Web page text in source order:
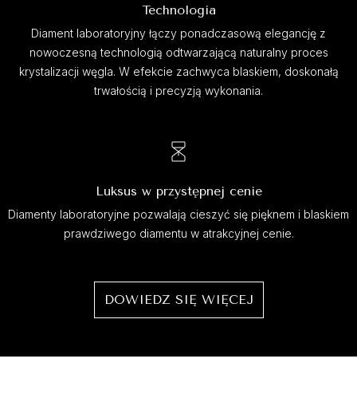
Technologia
Diament laboratoryjny łączy ponadczasową elegancję z
nowoczesną technologią odtwarzającą naturalny proces
krystalizacji węgla. W efekcie zachwyca blaskiem, doskonałą
trwałością i precyzją wykonania.
Luksus w przystępnej cenie
Diamenty laboratoryjne pozwalają cieszyć się pięknem i blaskiem
prawdziwego diamentu w atrakcyjnej cenie.
DOWIEDZ SIĘ WIĘCEJ